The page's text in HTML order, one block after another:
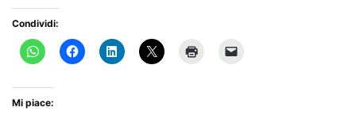
Condividi:
Mi piace: